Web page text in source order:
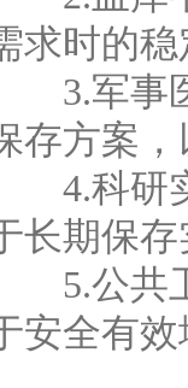
求时的
3.军事医
存方案
4.科研实
长期保
5.公共卫
安全有